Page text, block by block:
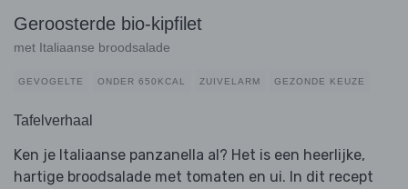
Geroosterde bio-kipfilet
met Italiaanse broodsalade
GEVOGELTE ONDER 650KCAL ZUIVELARM GEZONDE KEUZE
Tafelverhaal
Ken je Italiaanse panzanella al? Het is een heerlijke,
hartige broodsalade met tomaten en ui. In dit recept